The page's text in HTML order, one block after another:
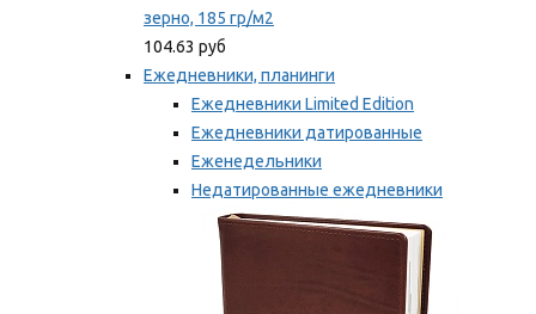
зерно, 185 гр/м2
104.63 руб
Ежедневники, планинги
Ежедневники Limited Edition
Ежедневники датированные
Еженедельники
Недатированные ежедневники
Планинги
Мы рекомендуем